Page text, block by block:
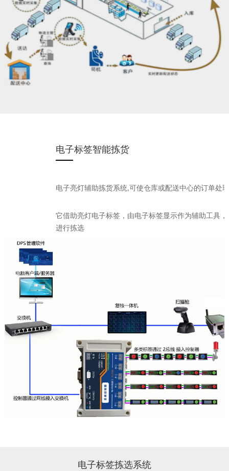
电子标签智能拣货
电子亮灯辅助拣货系统,可使仓库或配送中心的订单处
它借助亮灯电子标签，由电子标签显示作为辅助工具
进行拣选
电子标签拣选系统